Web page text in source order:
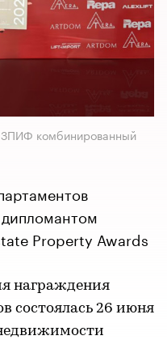
комбинированный
Property Awards
награждения
состоялась 26 июня